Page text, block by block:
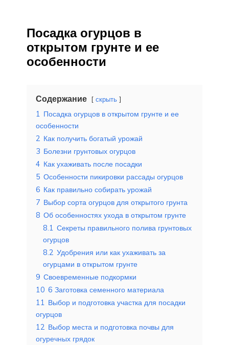
Посадка огурцов в
открытом грунте и ее
особенности
Содержание скрыть
1 Посадка огурцов в открытом грунте и ее
особенности
2 Как получить богатый урожай
3 Болезни грунтовых огурцов
4 Как ухаживать после посадки
5 Особенности пикировки рассады огурцов
6 Как правильно собирать урожай
7 Выбор сорта огурцов для открытого грунта
8 Об особенностях ухода в открытом грунте
8.1 Секреты правильного полива грунтовых
огурцов
8.2 Удобрения или как ухаживать за
огурцами в открытом грунте
9 Своевременные подкормки
10 6 Заготовка семенного материала
11 Выбор и подготовка участка для посадки
огурцов
12 Выбор места и подготовка почвы для
огуречных грядок